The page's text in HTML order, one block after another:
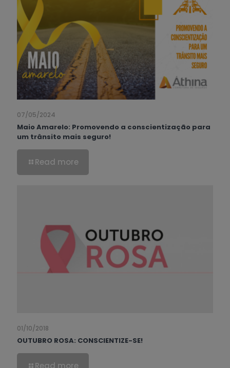
07/05/2024
Maio Amarelo: Promovendo a conscientização para
um trânsito mais seguro!
Read more
01/10/2018
OUTUBRO ROSA: CONSCIENTIZE-SE!
Read more